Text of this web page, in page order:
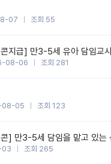
07 조회 55
08-06 조회 281
08-05 조회 123
조회 265